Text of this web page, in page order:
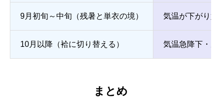
9月初旬～中旬（残暑と単衣の境） 気温が下がり
10月以降（袷に切り替える） 気温急降下・風
まとめ